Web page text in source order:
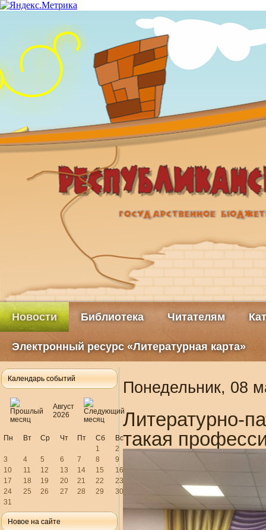
Новости Библиотека Читателям
Электронный ресурс «Литературная карта»
Календарь событий
Август
2026
Пн Вт Ср Чт Пт Сб
Вс
1
2
3
4 5 6 7 8
9
10
11 12 13 14 15
16
17
18 19 20 21 22
23
24
25 26 27 28 29
30
31
Новое на сайте
Понедельник, 08
Литературно-
такая